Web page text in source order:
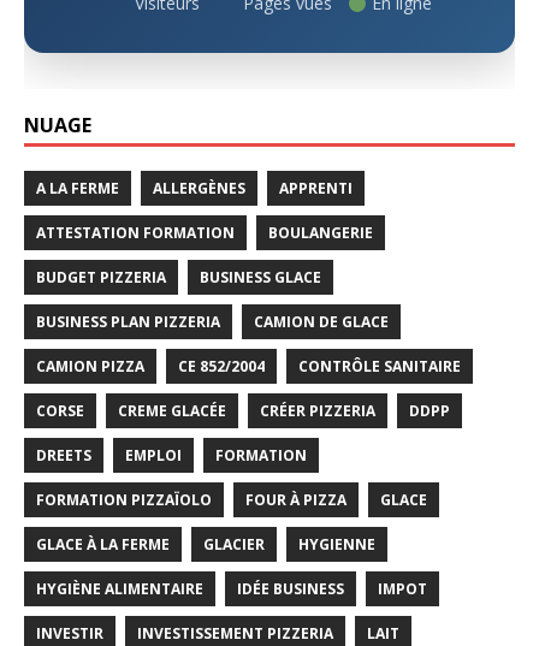
NUAGE
A LA FERME ALLERGÈNES APPRENTI
ATTESTATION FORMATION BOULANGERIE
BUDGET PIZZERIA BUSINESS GLACE
BUSINESS PLAN PIZZERIA CAMION DE GLACE
CAMION PIZZA CE 852/2004 CONTRÔLE SANITAIRE
CORSE CREME GLACÉE CRÉER PIZZERIA DDPP
DREETS EMPLOI FORMATION
FORMATION PIZZAÏOLO FOUR À PIZZA GLACE
GLACE À LA FERME GLACIER HYGIENNE
HYGIÈNE ALIMENTAIRE IDÉE BUSINESS IMPOT
INVESTIR INVESTISSEMENT PIZZERIA LAIT